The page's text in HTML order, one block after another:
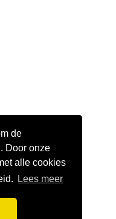
de
Door onze
alle cookies
Lees meer